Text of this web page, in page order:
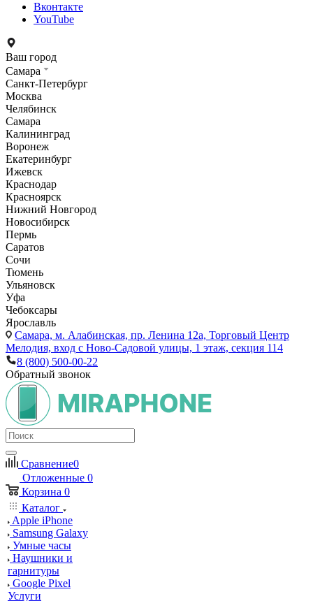
Вконтакте
YouTube
Ваш город
Самара
Санкт-Петербург
Москва
Челябинск
Самара
Калининград
Воронеж
Екатеринбург
Ижевск
Краснодар
Красноярск
Нижний Новгород
Новосибирск
Пермь
Саратов
Сочи
Тюмень
Ульяновск
Уфа
Чебоксары
Ярославль
Самара, м. Алабинская, пр. Ленина 12а, Торговый Центр
Мелодия, вход с Ново-Садовой улицы, 1 этаж, секция 114
8 (800) 500-00-22
Обратный звонок
Сравнение0
Отложенные 0
Корзина 0
Каталог
Apple iPhone
Samsung Galaxy
Умные часы
Наушники и
гарнитуры
Google Pixel
Услуги